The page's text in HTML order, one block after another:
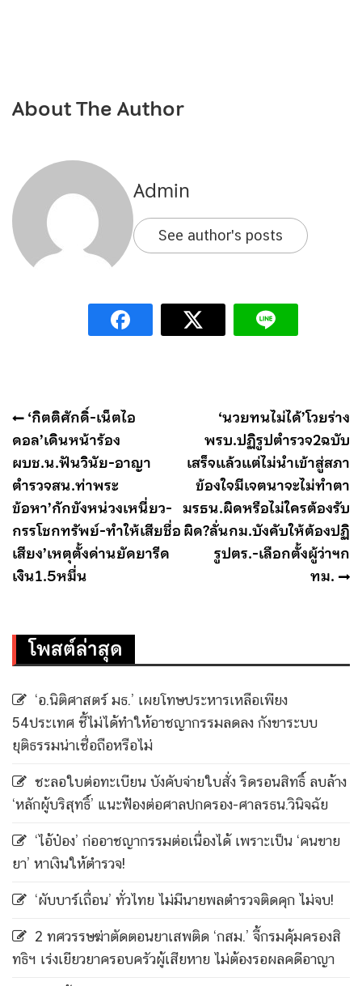
About The Author
Admin
See author's posts
แนะแนว
เรื่อง
‘กิตติศักดิ์-เน็ตไอ
ดอล’เดินหน้าร้อง
ผบช.น.ฟันวินัย-อาญา
ตำรวจสน.ท่าพระ
ข้อหา’กักขังหน่วงเหนี่ยว-
กรรโชกทรัพย์-ทำให้เสียชื่อ
เสียง’เหตุตั้งด่านยัดยารีด
เงิน1.5หมื่น
‘นวยทนไม่ได้’โวยร่าง
พรบ.ปฏิรูปตำรวจ2ฉบับ
เสร็จแล้วแต่ไม่นำเข้าสู่สภา
ข้องใจมีเจตนาจะไม่ทำตา
มรธน.ผิดหรือไม่ใครต้องรับ
ผิด?ลั่นกม.บังคับให้ต้องปฏิ
รูปตร.-เลือกตั้งผู้ว่าฯก
ทม.
โพสต์ล่าสุด
‘อ.นิติศาสตร์ มธ.’ เผยโทษประหารเหลือเพียง
54ประเทศ ชี้ไม่ได้ทำให้อาชญากรรมลดลง กังขาระบบ
ยุติธรรมน่าเชื่อถือหรือไม่
ชะลอใบต่อทะเบียน บังคับจ่ายใบสั่ง ริดรอนสิทธิ์ ลบล้าง
‘หลักผู้บริสุทธิ์’ แนะฟ้องต่อศาลปกครอง-ศาลรธน.วินิจฉัย
‘ไอ้ป๋อง’ ก่ออาชญากรรมต่อเนื่องได้ เพราะเป็น ‘คนขาย
ยา’ หาเงินให้ตำรวจ!
‘ผับบาร์เถื่อน’ ทั่วไทย ไม่มีนายพลตำรวจติดคุก ไม่จบ!
2 ทศวรรษฆ่าตัดตอนยาเสพติด ‘กสม.’ จี้กรมคุ้มครองสิ
ทธิฯ เร่งเยียวยาครอบครัวผู้เสียหาย ไม่ต้องรอผลคดีอาญา